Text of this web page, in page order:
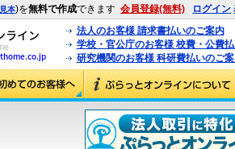
見本)を無料で作成できます 会員登録(無料) ログイン
法人のお客様 請求書払いのご案内
学校・官公庁のお客様 校費・公費
研究機関のお客様 科研費払いのご